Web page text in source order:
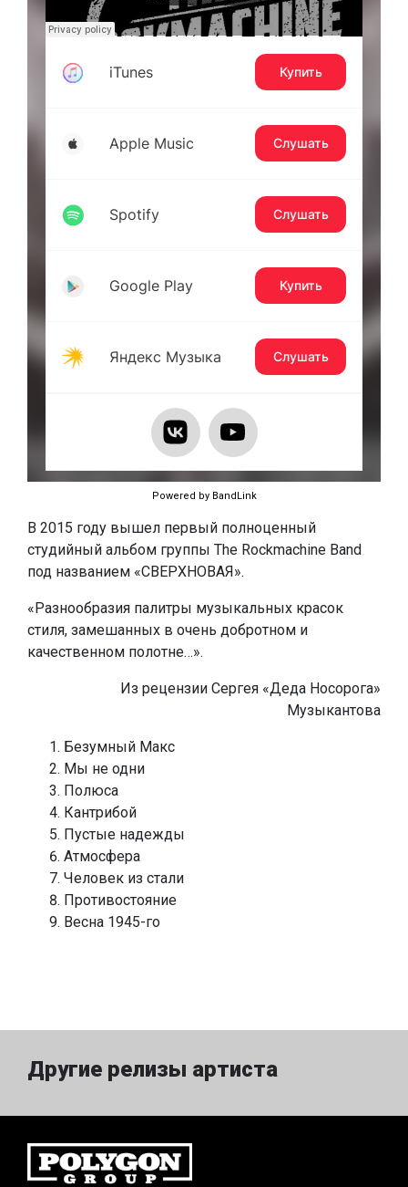
Powered by BandLink
В 2015 году вышел первый полноценный
студийный альбом группы The Rockmachine Band
под названием «СВЕРХНОВАЯ».
«Разнообразия палитры музыкальных красок
стиля, замешанных в очень добротном и
качественном полотне…».
Из рецензии Сергея «Деда Носорога»
Музыкантова
Безумный Макс
Мы не одни
Полюса
Кантрибой
Пустые надежды
Атмосфера
Человек из стали
Противостояние
Весна 1945-го
Другие релизы артиста